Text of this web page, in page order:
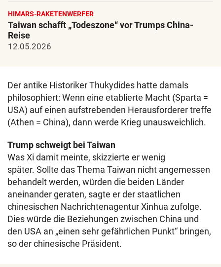
HIMARS-RAKETENWERFER
Taiwan schafft „Todeszone“ vor Trumps China-
Reise
12.05.2026
Der antike Historiker Thukydides hatte damals
philosophiert: Wenn eine etablierte Macht (Sparta =
USA) auf einen aufstrebenden Herausforderer treffe
(Athen = China), dann werde Krieg unausweichlich.
Trump schweigt bei Taiwan
Was Xi damit meinte, skizzierte er wenig
später. Sollte das Thema Taiwan nicht angemessen
behandelt werden, würden die beiden Länder
aneinander geraten, sagte er der staatlichen
chinesischen Nachrichtenagentur Xinhua zufolge.
Dies würde die Beziehungen zwischen China und
den USA an „einen sehr gefährlichen Punkt“ bringen,
so der chinesische Präsident.